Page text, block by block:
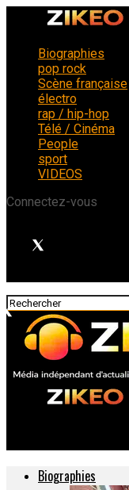
Biographies
pop rock
Scène française
électro
rap / hip-hop
Télé / Cinéma
People
sport
VIDEOS
Connectez-vous
Biographies